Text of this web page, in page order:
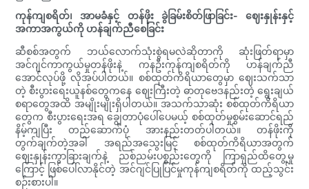
ကုန်ကျစရိတ်၊ အာမခံနှင့် တန်ဖိုး ခွဲခြမ်းစိတ်ဖြာခြင်း- ဈေးနှုန်းနှင့်
အကာအကွယ်ကို ဟန်ချက်ညီစေခြင်း
ဆီစစ်အတွက် ဘယ်လောက်သုံးစွဲရမလဲဆိုတာကို ဆုံးဖြတ်ရာမှာ
အင်ဂျင်ကာကွယ်မှုတန်ဖိုးနဲ့ ကနဦးကုန်ကျစရိတ်ကို ဟန်ချက်ညီ
အောင်လုပ်ဖို့ လိုအပ်ပါတယ်။ စစ်ထုတ်ကိရိယာတွေမှာ ဈေးသက်သာ
တဲ့ စီးပွားရေးယူနစ်တွေကနေ ဈေးကြီးတဲ့ ဓာတုဗေဒနည်းတဲ့ ရွေးချယ်
စရာတွေအထိ အမျိုးမျိုးရှိပါတယ်။ အသက်သာဆုံး စစ်ထုတ်ကိရိယာ
တွေက စီးပွားရေးအရ ချွေတာပုံပေါ်ပေမယ့် စစ်ထုတ်မှုစွမ်းဆောင်ရည်
နိမ့်ကျပြီး တည်ဆောက်ပုံ အားနည်းတတ်ပါတယ်။ တန်ဖိုးကို
တွက်ချက်တဲ့အခါ အရည်အသွေးမြင့် စစ်ထုတ်ကိရိယာအတွက်
ဈေးနှုန်းကွာခြားချက်နဲ့ ညစ်ညမ်းပစ္စည်းတွေကို ကြာရှည်ထိတွေ့မှု
ကြောင့် ဖြစ်ပေါ်လာနိုင်တဲ့ အင်ဂျင်ပြုပြင်မှုကုန်ကျစရိတ်ကို ထည့်သွင်း
စဉ်းစားပါ။